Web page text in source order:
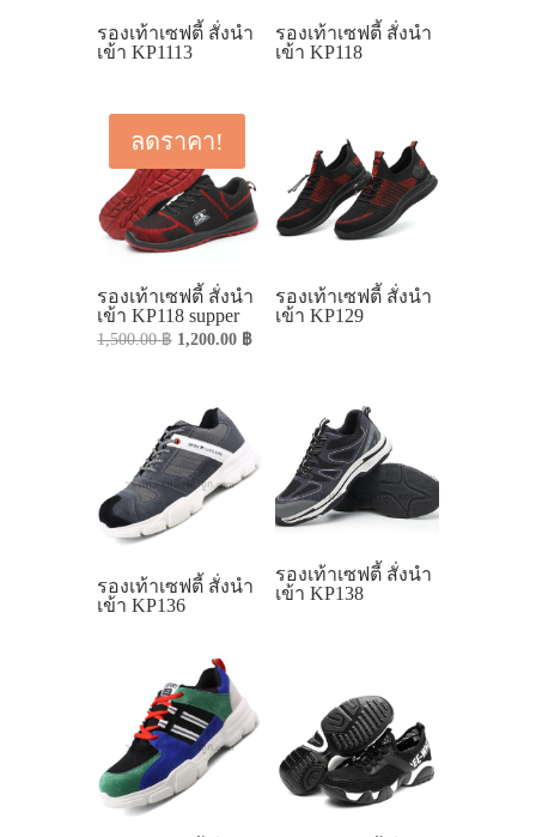
รองเท้าเซฟตี้ สั่งนำ
เข้า KP1113
รองเท้าเซฟตี้ สั่งนำ
เข้า KP118
ลดราคา!
รองเท้าเซฟตี้ สั่งนำ
เข้า KP118 supper
1,500.00฿ Original
1,500.00 ฿.
1,200.00 ฿Current
1,200.00 ฿.
รองเท้าเซฟตี้ สั่งนำ
เข้า KP129
รองเท้าเซฟตี้ สั่งนำ
เข้า KP136
รองเท้าเซฟตี้ สั่งนำ
เข้า KP138